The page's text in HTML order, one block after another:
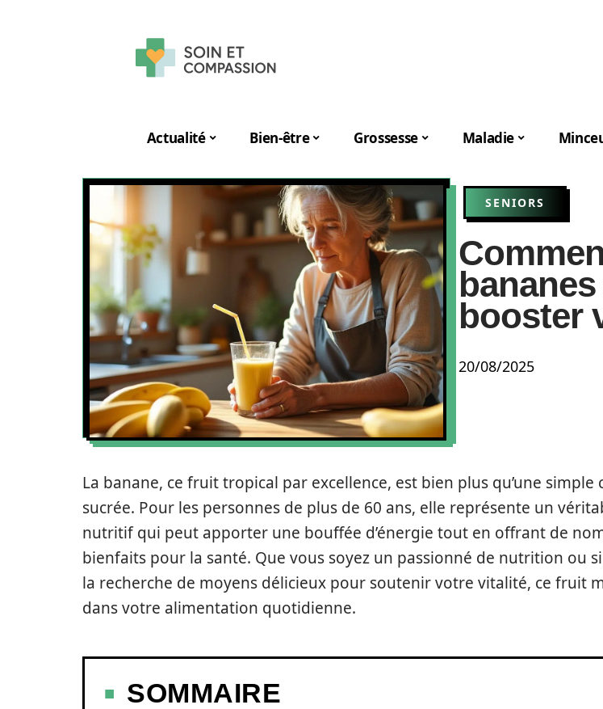
Actualité Bien-être Grossesse Maladie
SENIORS
booster
20/08/2025
La banane, ce fruit tropical par excellence, est bien plus qu’une simple
sucrée. Pour les personnes de plus de 60 ans, elle représente un
nutritif qui peut apporter une bouffée d’énergie tout en offrant de
bienfaits pour la santé. Que vous soyez un passionné de nutrition ou
la recherche de moyens délicieux pour soutenir votre vitalité, ce fruit
dans votre alimentation quotidienne.
SOMMAIRE